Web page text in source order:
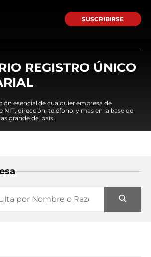
SUSCRIBIRSE
REGISTRO ÚNICO
esencial de cualquier empresa de
NIT, dirección, teléfono, y mas en la base de
grande del país.